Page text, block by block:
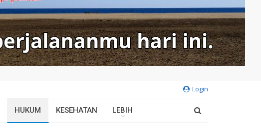
Login
HUKUM KESEHATAN LEBIH